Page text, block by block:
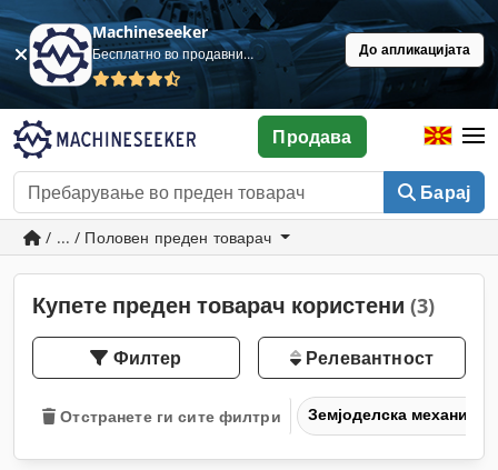
Machineseeker
Бесплатно во продавница До апликацијата
Барај
Продава
/ ... / Половен преден товарач
Купете преден товарач користени (3)
Филтер Релевантност
Отстранете ги сите филтри Земјоделска